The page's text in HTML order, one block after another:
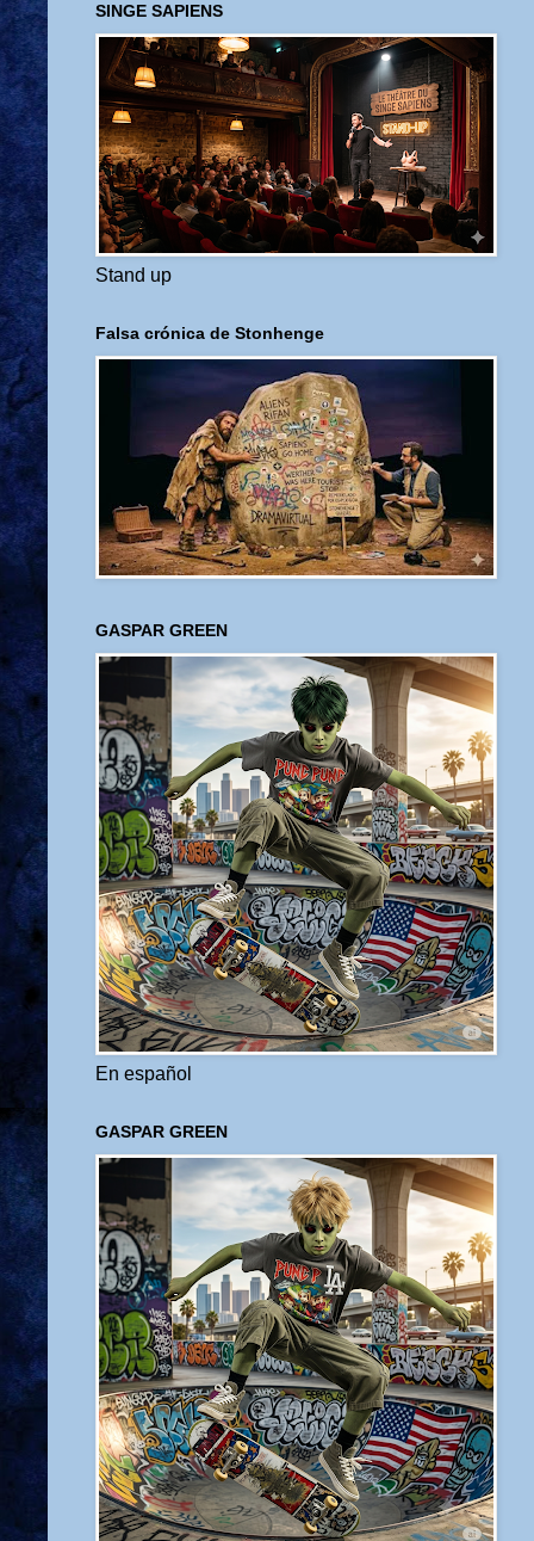
SINGE SAPIENS
Stand up
Falsa crónica de Stonhenge
GASPAR GREEN
En español
GASPAR GREEN